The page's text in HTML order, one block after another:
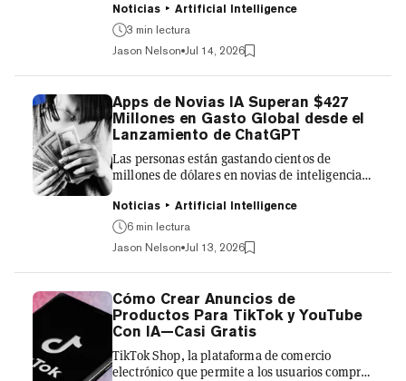
encontró que su asistente expresa de forma
consistente valores distintos dependiendo
tanto del modelo que elijan los usuarios como
del idioma en que se comuniquen. En un
informe publicado el lunes, investigadores de
Anthropic analizaron 309.815 conversaciones
anonimizadas de usuarios con Claude que
involucraban tareas subjetivas como dar
consejos o proporcionar retroa...
Noticias
Artificial Intelligence
3 min lectura
Jason Nelson Jul 14, 2026
Apps de Novias IA Superan $427
Millones en Gasto Global desde el
Lanzamiento de ChatGPT
Las personas están gastando cientos de
millones de dólares en novias de inteligencia
desaceleración. Según los datos
proporcionados a Decrypt por la firma de
análisis Appfigures Intelligence, las
aplicaciones de compañeras AI románticas y
NSFW en la App Store de Apple y Google Play
han generado 165.3 millones de descargas y
$427.3 millones en gastos de los consumidores
en todo el mundo desde el lanzamiento de
ChatGPT a finales de 2022. aLas persona...
Noticias
Artificial Intelligence
6 min lectura
Jason Nelson Jul 13, 2026
Cómo Crear Anuncios de
Productos Para TikTok y YouTube
Con IA—Casi Gratis
TikTok Shop, la plataforma de comercio
electrónico que permite a los usuarios comprar